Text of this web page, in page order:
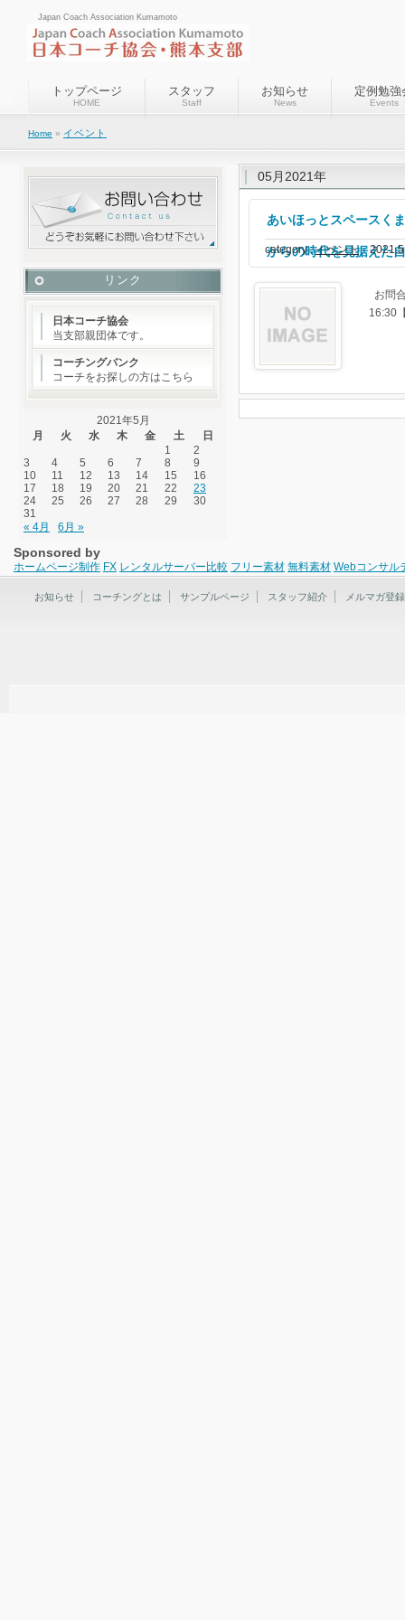
Japan Coach Association Kumamoto
トップページ
HOME
スタッフ
Staff
お知らせ
News
定例勉強
Events
Home » イベント
05月2021年
あいほっとスペースく
からの時代を見据えた
category :イベント
お問
16:30
リンク
日本コーチ協会
当支部親団体です。
コーチングバンク
コーチをお探しの方はこちら
2021年5月
月
火 水 木 金 土
日
1
2
3
4 5 6 7 8
9
10
11 12 13 14 15
16
17
18 19 20 21 22
23
24
25 26 27 28 29
30
31
« 4月
6月 »
Sponsored by
ホームページ制作 FX レンタルサーバー比較 フリー素材 無料素材 Webコンサル
お知らせ コーチングとは サンプルページ スタッフ紹介 メルマガ登録